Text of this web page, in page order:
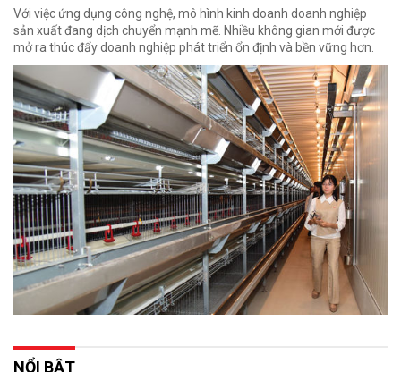
Với việc ứng dụng công nghệ, mô hình kinh doanh doanh nghiệp
sản xuất đang dịch chuyển mạnh mẽ. Nhiều không gian mới được
mở ra thúc đẩy doanh nghiệp phát triển ổn định và bền vững hơn.
NỔI BẬT